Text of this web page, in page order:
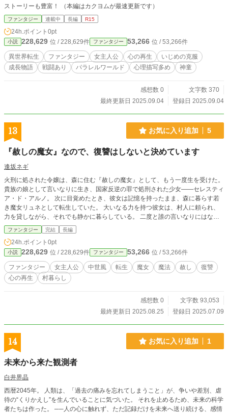
ストーリーも豊富！ （本編はカクヨムが最速更新です）
ファンタジー 連載中 長編 R15
24h.ポイント 0pt
小説 228,629 位 / 228,629件 ファンタジー 53,266 位 / 53,266件
異世界転生 ファンタジー 女主人公 心の再生
いじめの克服
成長物語
戦闘あり パラレルワールド 心理描写多め 神童
感想数 0
文字数 370
最終更新日 2025.09.04
登録日 2025.09.04
13 お気に入り追加 5
『赦しの魔女』なので、復讐はしないと決めています
逢坂ネギ
火刑に処された令嬢は、森に住む『赦しの魔女』として、もう一度生を受けた。
貴族の娘として言いなりに生き、国家反逆の罪で処刑された少女——セレスティ
ア・ド・アルノ。 次に目覚めたとき、彼女は記憶を持ったまま、森に暮らす若
き魔女リュネとして転生していた。 大いなる力を持つ彼女は、村人に頼られ、
力を貸しながら、それでも静かに暮らしている。 二度と誰の言いなりにはなら
ないように。いつか、前世の自分を許せるように——そう、願いながら。 とこ
ろがある日、重傷を負った青年が村に迷い込んできたことで、リュネの『赦し』
に向き合う運命は回り出す。 過去と現在、復讐と赦し、罪と希望。 すれ違いな
がらも惹かれ合うふたりが選ぶ未来とは——。 『赦すこと』は、弱いことでは
無い。忘れることでもない。選びとる強い意思だ。 静かで優しい『救い』の物
語が、今始まる。 【更新日】 毎週月曜水曜土曜07時 ※話の進行によっては2話
更新あり ※この物語は『小説家になろう』『カクヨム』にて同時公開していま
ファンタジー 完結 長編
24h.ポイント 0pt
小説 228,629 位 / 228,629件 ファンタジー 53,266 位 / 53,266件
ファンタジー 女主人公 中世風 転生 魔女 魔法 赦し
復讐
心の再生
村暮らし
感想数 0
文字数 93,053
最終更新日 2025.08.25
登録日 2025.07.09
14 お気に入り追加 1
未来から来た観測者
白井界晶
西暦2045年。 人類は、「過去の痛みを忘れてしまうこと」が、争いや差別、虐
待の“くりかえし”を生んでいることに気づいた。 それを止めるため、未来の科学
者たちは作った。 ──人の心に触れず、ただ記録だけを未来へ送り続ける、感情